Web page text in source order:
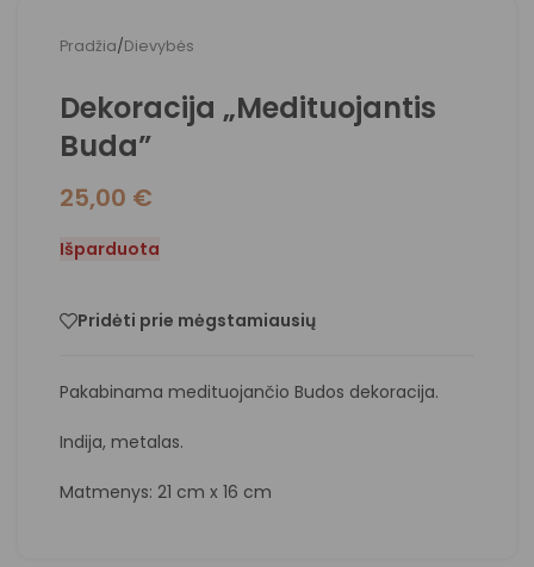
Pradžia/Dievybės
Dekoracija „Medituojantis
Buda”
25,00 €
Išparduota
Pridėti prie mėgstamiausių
Pakabinama medituojančio Budos dekoracija.
Indija, metalas.
Matmenys: 21 cm x 16 cm